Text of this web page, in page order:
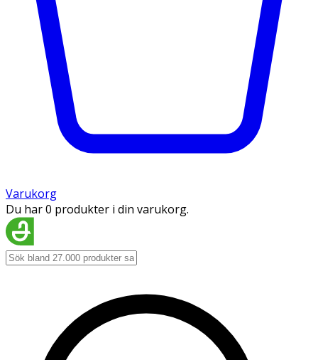
Varukorg
Du har 0 produkter i din varukorg.